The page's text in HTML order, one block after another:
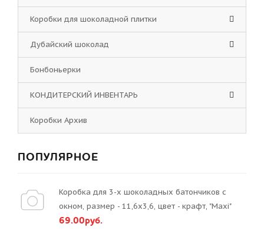
Коробки для шоколадной плитки
Дубайский шоколад
Бонбоньерки
КОНДИТЕРСКИЙ ИНВЕНТАРЬ
Коробки Архив
ПОПУЛЯРНОЕ
Коробка для 3-х шоколадных батончиков с
окном, размер - 11,6х3,6, цвет - крафт, "Maxi"
69.00руб.